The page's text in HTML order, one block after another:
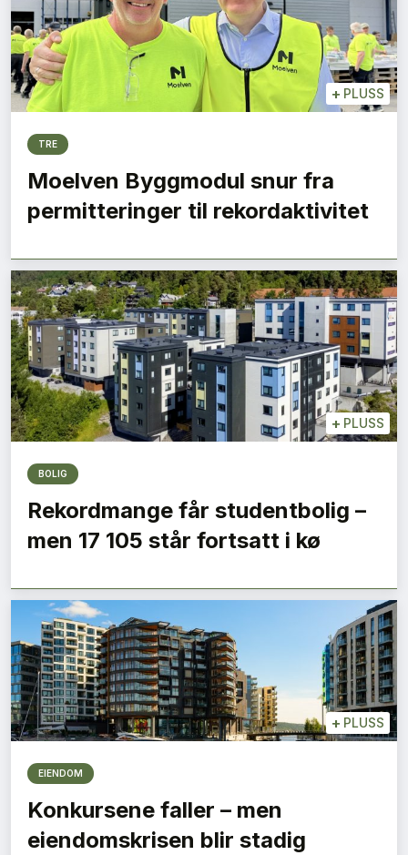
+ PLUSS
TRE
Moelven Byggmodul snur fra
permitteringer til rekordaktivitet
+ PLUSS
BOLIG
Rekordmange får studentbolig –
men 17 105 står fortsatt i kø
+ PLUSS
EIENDOM
Konkursene faller – men
eiendomskrisen blir stadig